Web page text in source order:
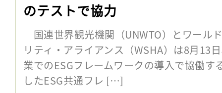
のテストで協力
国連世界観光機関（UNWTO）とワール
リティ・アライアンス（WSHA）は8月13
業でのESGフレームワークの導入で協働
したESG共通フレ […]